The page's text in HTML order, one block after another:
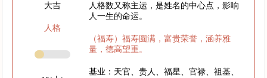
大吉
人格
人格数又称主运，是姓名的中心点，影响
人一生的命运。
（福寿）福寿圆满，富贵荣誉，涵养雅
量，德高望重。
基业：天官、贵人、福星、官禄、祖基、